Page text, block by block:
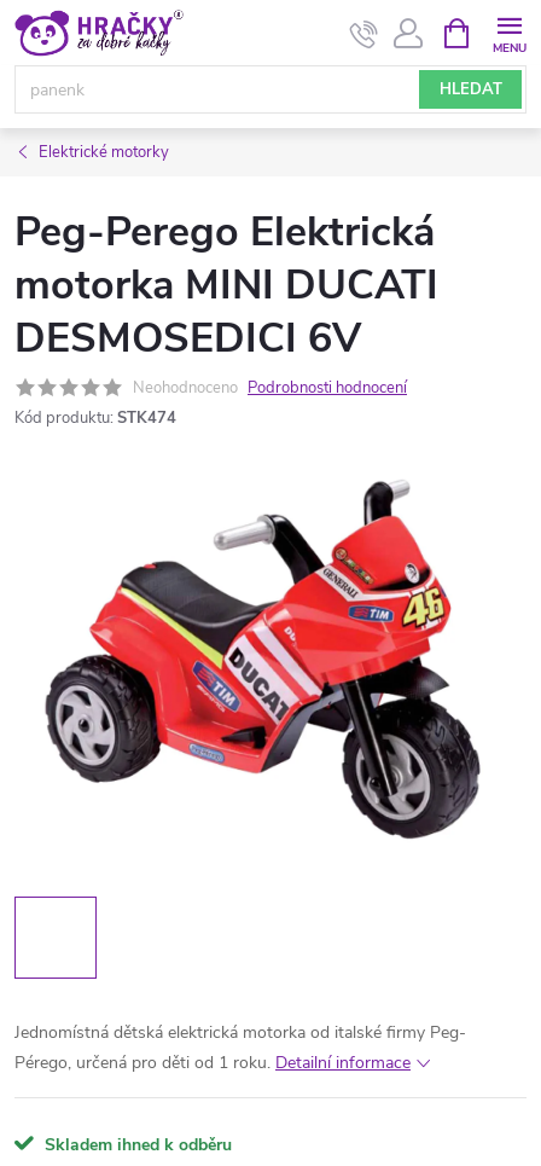
Přejít
obsah
HLEDAT
NÁKUPNÍ
KOŠÍK
Elektrické motorky
Peg-Perego Elektrická
motorka MINI DUCATI
DESMOSEDICI 6V
Neohodnoceno Podrobnosti hodnocení
Kód produktu: STK474
Jednomístná dětská elektrická motorka od italské firmy Peg-
Pérego, určená pro děti od 1 roku. Detailní informace
Skladem ihned k odběru